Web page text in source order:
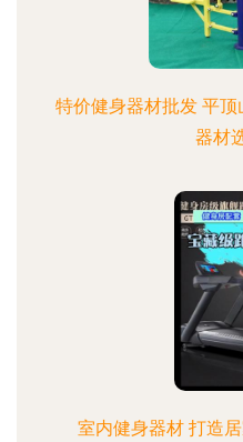
特价健身器材批发 平顶
器材
室内健身器材 打造